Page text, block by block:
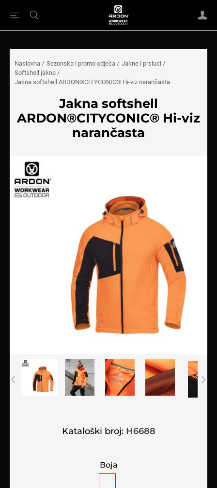
Naslovna / Sezonska i promo odjeća / Jakne i prsluci /
Softshell jakne /
Jakna softshell ARDON®CITYCONIC® Hi-viz narančasta
Jakna softshell
ARDON®CITYCONIC® Hi-viz
narančasta
Kataloški broj: H6688
Boja